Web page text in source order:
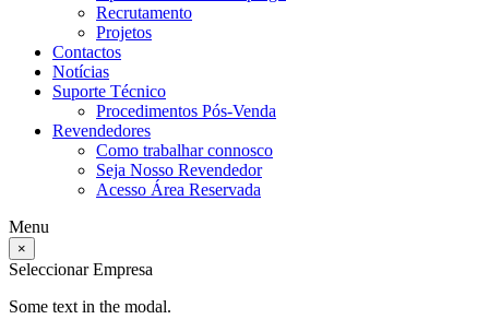
Recrutamento
Projetos
Contactos
Notícias
Suporte Técnico
Procedimentos Pós-Venda
Revendedores
Como trabalhar connosco
Seja Nosso Revendedor
Acesso Área Reservada
Menu
×
Seleccionar Empresa
Some text in the modal.